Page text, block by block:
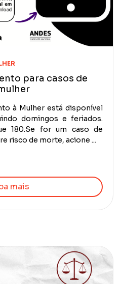
para casos de
à Mulher está disponível
domingos e feriados.
180.Se for um caso de
risco de morte, acione ...
mais